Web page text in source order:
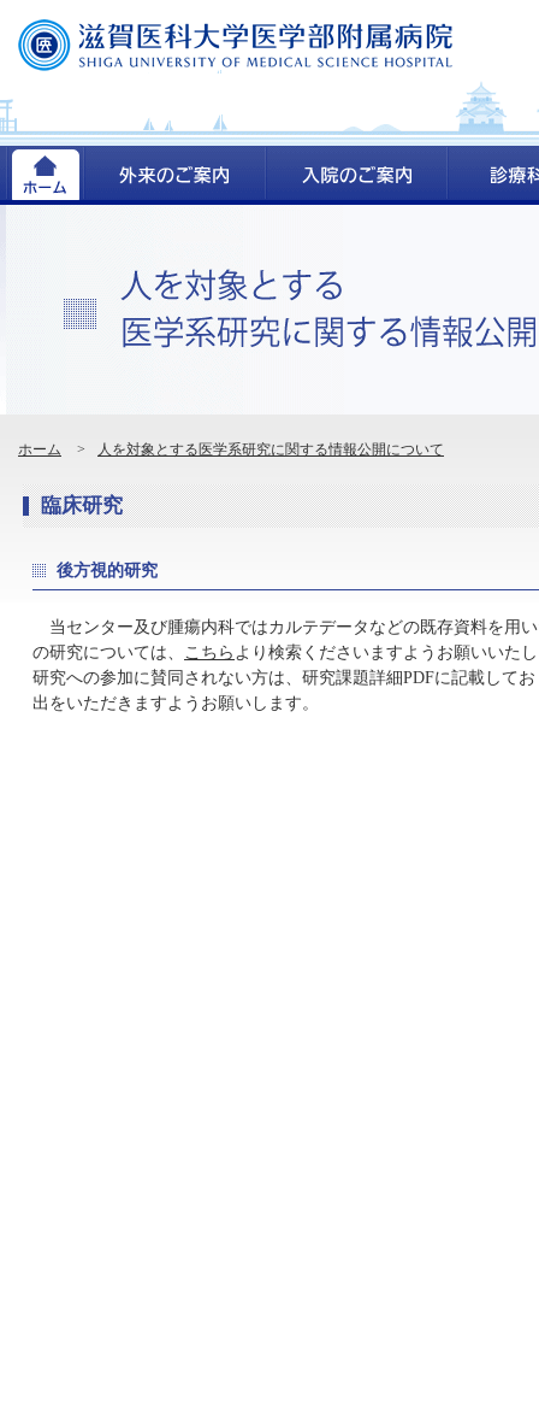
ホーム > 人を対象とする医学系研究に関する情報公開について
臨床研究
後方視的研究
当センター及び腫瘍内科ではカルテデータなどの既存資料を用
の研究については、
こちら より検索くださいますようお願いいた
研究への参加に賛同されない方は、研究課題詳細PDFに記載して
出をいただきますようお願いします。